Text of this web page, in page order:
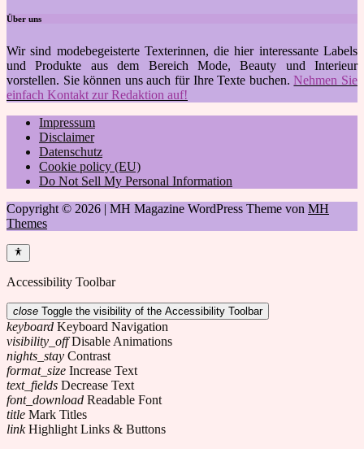
Über uns
Wir sind modebegeisterte Texterinnen, die hier interessante Labels
und Produkte aus dem Bereich Mode, Beauty und Interieur
vorstellen. Sie können uns auch für Ihre Texte buchen. Nehmen Sie
einfach Kontakt zur Redaktion auf!
Impressum
Disclaimer
Datenschutz
Cookie policy (EU)
Do Not Sell My Personal Information
Copyright © 2026 | MH Magazine WordPress Theme von MH
Themes
Accessibility Toolbar
close Toggle the visibility of the Accessibility Toolbar
keyboard Keyboard Navigation
visibility_off Disable Animations
nights_stay Contrast
format_size Increase Text
text_fields Decrease Text
font_download Readable Font
title Mark Titles
link Highlight Links & Buttons